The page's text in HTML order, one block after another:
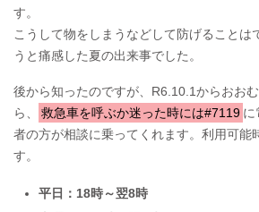
す。
こうして物をしまうなどして防げることは
うと痛感した夏の出来事でした。
後から知ったのですが、R6.10.1からおお
ら、
救急車を呼ぶか迷った時には#7119 に
者の方が相談に乗ってくれます。利用可能
す。
平日：18時～翌8時